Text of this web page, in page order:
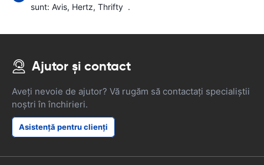
sunt: Avis Hertz Thrifty .
Ajutor și contact
Aveți nevoie de ajutor? Vă rugăm să contactați specialiștii
noștri în închirieri.
Asistență pentru clienți